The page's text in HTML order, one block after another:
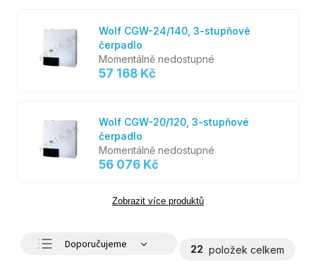
Wolf CGW-24/140, 3-stupňové
čerpadlo
Momentálně nedostupné
57 168 Kč
Wolf CGW-20/120, 3-stupňové
čerpadlo
Momentálně nedostupné
56 076 Kč
Zobrazit více produktů
Doporučujeme
22 položek celkem